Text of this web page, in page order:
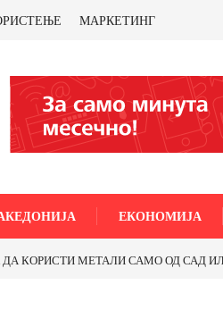
МАРКЕТИНГ
ЕКОНОМИЈА
КОРИСТИ МЕТАЛИ САМО ОД САД ИЛИ